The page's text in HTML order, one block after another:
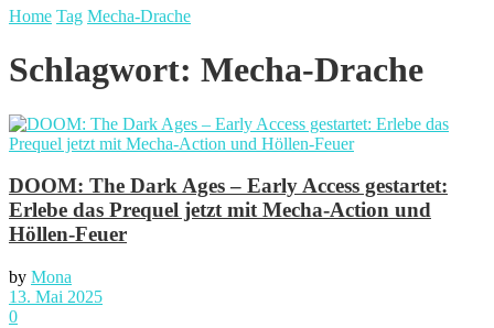
Home Tag Mecha-Drache
Schlagwort: Mecha-Drache
DOOM: The Dark Ages – Early Access gestartet:
Erlebe das Prequel jetzt mit Mecha-Action und
Höllen-Feuer
by Mona
13. Mai 2025
0